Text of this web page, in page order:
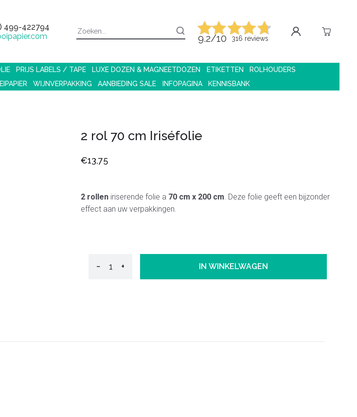
499-422794
9.2/10 316 reviews
PRIJS LABELS / TAPE LUXE DOZEN & MAGNEETDOZEN ETIKETTEN
ROLHOUDERS
WIJNVERPAKKING AANBIEDING SALE INFOPAGINA KENNISBANK
2 rol 70 cm Iriséfolie
€13,75
2 rollen iriserende folie a 70 cm x 200 cm . Deze folie geeft een bijzonder
effect aan uw verpakkingen.
− + IN WINKELWAGEN